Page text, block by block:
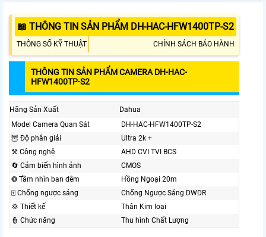
📖 THÔNG TIN SẢN PHẨM DH-HAC-HFW1400TP-S2
THÔNG SỐ KỸ THUẬT CHÍNH SÁCH BẢO HÀNH
THÔNG TIN SẢN PHẨM CAMERA DH-HAC-
HFW1400TP-S2
Hãng Sản Xuất
Dahua
Model Camera Quan Sát
DH-HAC-HFW1400TP-S2
🦉 Độ phân giải
Ultra 2k +
⚒ Công nghệ
AHD CVI TVI BCS
🔄 Cảm biến hình ảnh
CMOS
❂ Tầm nhìn ban đêm
Hồng Ngoại 20m
🀄 Chống ngược sáng
Chống Ngược Sáng DWDR
💢 Thiết kế
Thân Kim loại
👮 Chức năng
Thu hình Chất Lượng